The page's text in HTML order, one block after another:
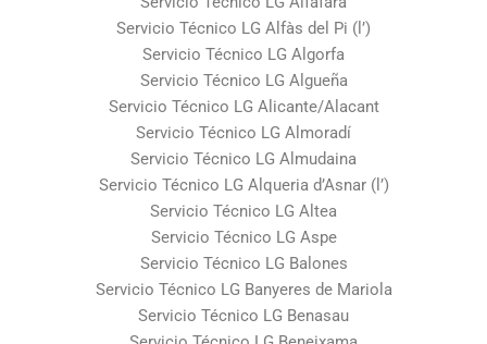
Servicio Técnico LG Alfàs del Pi (l’)
Servicio Técnico LG Algorfa
Servicio Técnico LG Algueña
Servicio Técnico LG Alicante/Alacant
Servicio Técnico LG Almoradí
Servicio Técnico LG Almudaina
Servicio Técnico LG Alqueria d’Asnar (l’)
Servicio Técnico LG Altea
Servicio Técnico LG Aspe
Servicio Técnico LG Balones
Servicio Técnico LG Banyeres de Mariola
Servicio Técnico LG Benasau